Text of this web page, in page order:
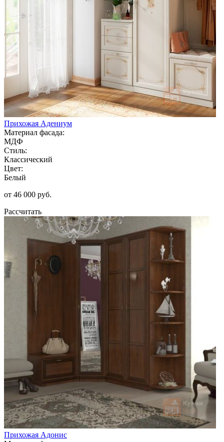
Прихожая Адениум
Материал фасада:
МДФ
Стиль:
Классический
Цвет:
Белый
от 46 000 руб.
Рассчитать
Прихожая Адонис